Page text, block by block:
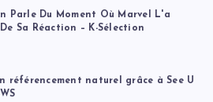
Parle Du Moment Où Marvel L'a
Sa Réaction – K-Sélection
référencement naturel grâce à See U